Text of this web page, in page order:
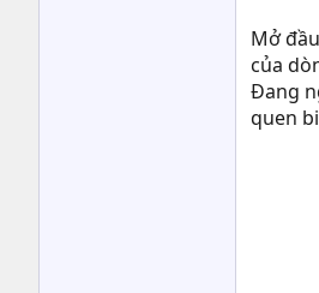
Mở
của
Đang
quen